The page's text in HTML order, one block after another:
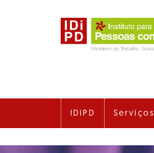
IDiPD Serviços